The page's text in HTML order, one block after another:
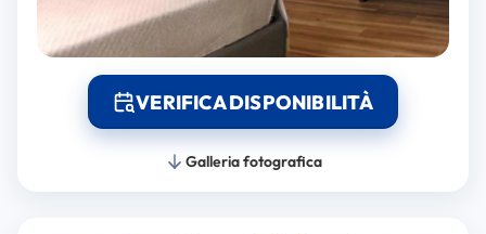
VERIFICA DISPONIBILITÀ
Galleria fotografica